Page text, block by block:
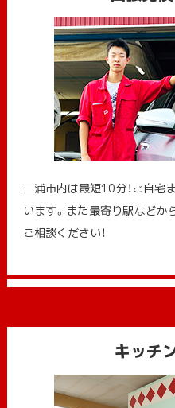
三浦市内は最短10分！ご自宅
います。また最寄り駅などか
ご相談ください！
キッチ